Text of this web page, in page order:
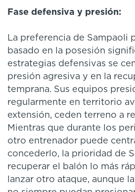
Fase defensiva y presión:
La preferencia de Sampaoli
basado en la posesión
estrategias defensivas se
presión agresiva y en la
temprana. Sus equipos
regularmente en territorio
extensión, ceden terreno a
Mientras que durante los
otro entrenador puede
concederlo, la prioridad de
recuperar el balón lo más
lanzar otro ataque, aunque